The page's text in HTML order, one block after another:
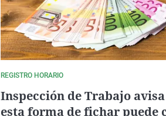
REGISTRO HORARIO
Inspección de Trabajo
esta forma de fichar puede